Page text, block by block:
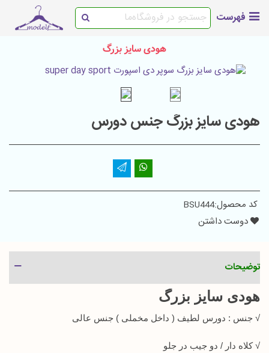
فهرست
هودی سایز بزرگ
هودی سایز بزرگ جنس دورس
کد محصول:BSU444
دوست داشتن
توضیحات
هودی سایز بزرگ
√ جنس : دورس لطیف ( داخل مخملی ) جنس عالی
√ کلاه دار / دو جیب در جلو